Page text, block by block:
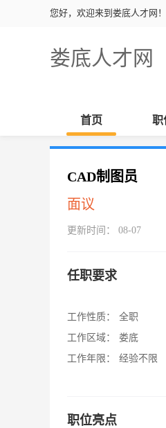
您好，欢迎来到娄底人才网！
娄底人才网
首页 职
CAD制图员
面议
更新时间： 08-07
任职要求
工作性质：
全职
工作区域：
娄底
工作年限：
经验不限
职位亮点